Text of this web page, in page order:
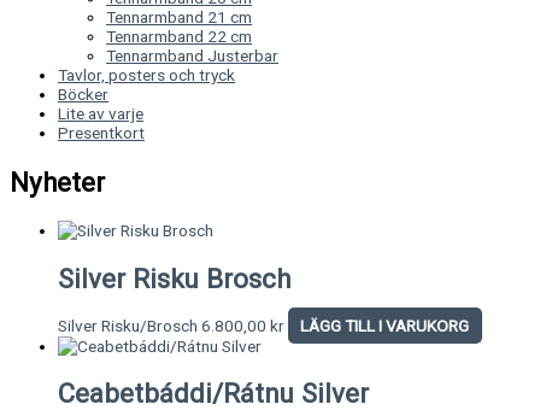
Tennarmband 21 cm
Tennarmband 22 cm
Tennarmband Justerbar
Tavlor, posters och tryck
Böcker
Lite av varje
Presentkort
Nyheter
Silver Risku Brosch
Silver Risku/Brosch 6.800,00 kr LÄGG TILL I VARUKORG
Ceabetbáddi/Rátnu Silver